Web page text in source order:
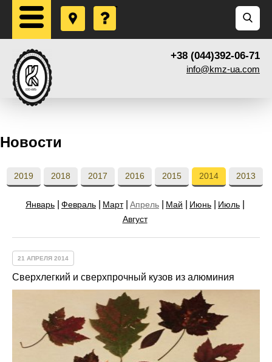
+38 (044)392-06-71
info@kmz-ua.com
Новости
2019 2018 2017 2016 2015 2014 2013
Январь Февраль Март Апрель Май Июнь
Июль
Август
21 АПРЕЛЯ 2014
Сверхлегкий и сверхпрочный кузов из алюминия